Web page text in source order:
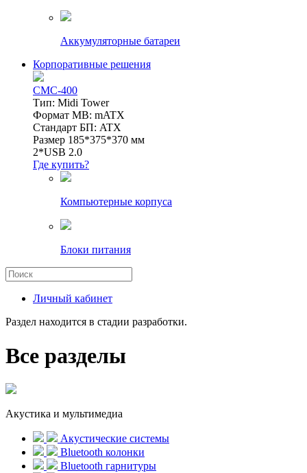
Аккумуляторные батареи
Корпоративные решения
CMC-400
Тип: Midi Tower
Формат MB: mATX
Стандарт БП: ATX
Размер 185*375*370 мм
2*USB 2.0
Где купить?
Компьютерные корпуса
Блоки питания
Личный кабинет
Раздел находится в стадии разработки.
Все разделы
Акустика и мультимедиа
Акустические системы
Bluetooth колонки
Bluetooth гарнитуры